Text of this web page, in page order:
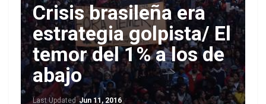
Crisis brasileña era
estrategia golpista/ El
temor del 1% a los de
abajo
Last UpdatedJun 11, 2016